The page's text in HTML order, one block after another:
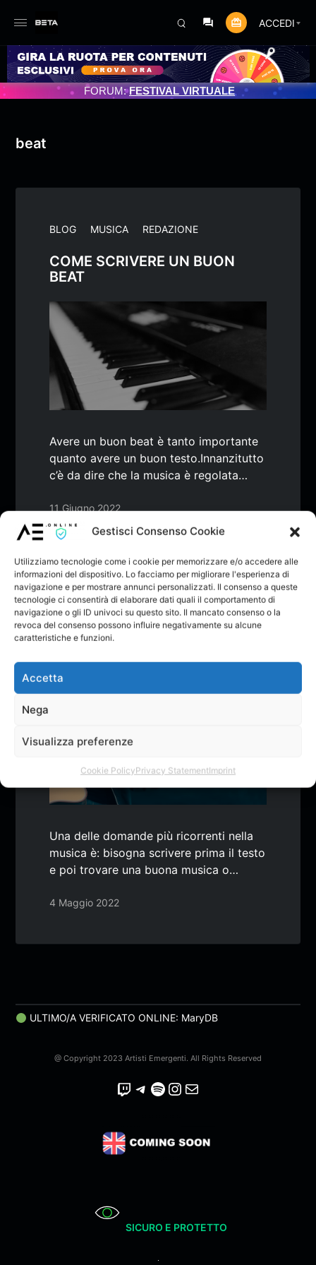
Gestisci Consenso Cookie
Utilizziamo tecnologie come i cookie per memorizzare e/o accedere alle
informazioni del dispositivo. Lo facciamo per migliorare l'esperienza di
navigazione e per mostrare annunci personalizzati. Il consenso a queste
tecnologie ci consentirà di elaborare dati quali il comportamento di
navigazione o gli ID univoci su questo sito. Il mancato consenso o la
revoca del consenso possono influire negativamente su alcune
caratteristiche e funzioni.
Accetta
Nega
Visualizza preferenze
Cookie PolicyPrivacy StatementImprint
ACCEDI
PROGRAMMATO 3/07/2025
FORUM:FESTIVAL VIRTUALE
beat
BLOG MUSICA REDAZIONE
COME SCRIVERE UN BUON
BEAT
Avere un buon beat è tanto importante
quanto avere un buon testo.Innanzitutto
c’è da dire che la musica è regolata…
11 Giugno 2022
BLOG MUSICA REDAZIONE
TESTO
Una delle domande più ricorrenti nella
musica è: bisogna scrivere prima il testo
e poi trovare una buona musica o…
4 Maggio 2022
ULTIMO/A VERIFICATO ONLINE: MaryDB
@ Copyright 2023 Artisti Emergenti. All Rights Reserved
Twitch Telegram Spotify Instagram Email
SICURO E PROTETTO